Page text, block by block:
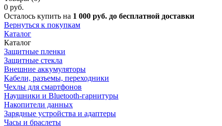
0 руб.
Осталось купить на 1 000 руб. до бесплатной доставки
Вернуться к покупкам
Каталог
Каталог
Защитные пленки
Защитные стекла
Внешние аккумуляторы
Кабели, разъемы, переходники
Чехлы для смартфонов
Наушники и Bluetooth-гарнитуры
Накопители данных
Зарядные устройства и адаптеры
Часы и браслеты